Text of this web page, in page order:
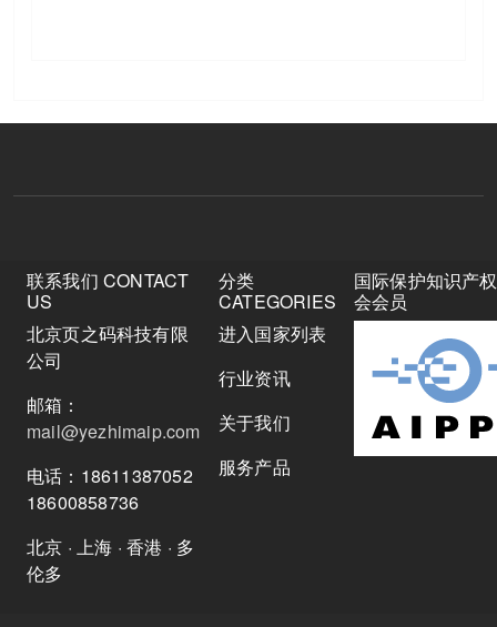
联系我们 CONTACT
US
北京页之码科技有限
公司
邮箱：
mail@yezhimaip.com
电话：18611387052
18600858736
北京 · 上海 · 香港 · 多
伦多
分类
CATEGORIES
进入国家列表
行业资讯
关于我们
服务产品
国际保护知识产
会会员